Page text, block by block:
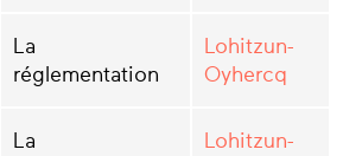
La
réglementation
Lohitzun-
Oyhercq
La
Lohitzun-